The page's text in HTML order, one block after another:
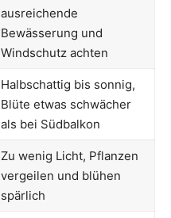
ausreichende
Bewässerung und
Windschutz achten
Halbschattig bis sonnig,
Blüte etwas schwächer
als bei Südbalkon
Zu wenig Licht, Pflanzen
vergeilen und blühen
spärlich